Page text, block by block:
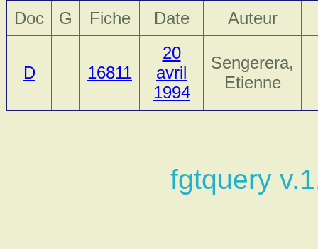
Doc G Fiche Date Auteur
D 16811
20
avril
1994
Sengerera,
Etienne
fgtquery